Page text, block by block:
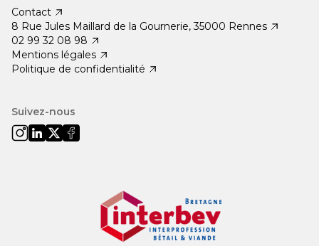
Contact
8 Rue Jules Maillard de la Gournerie, 35000 Rennes
02 99 32 08 98
Mentions légales
Politique de confidentialité
Suivez-nous